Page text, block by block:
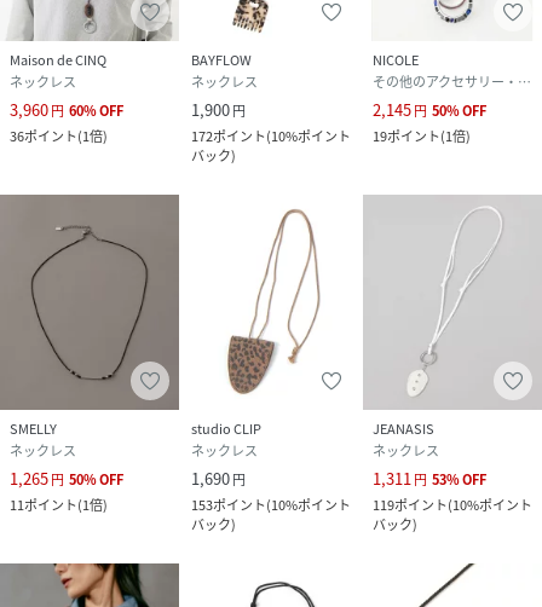
Maison de CINQ
ネックレス
3,960円 60%OFF
36ポイント(1倍)
BAYFLOW
ネックレス
1,900円
172ポイント(10%ポイント
バック)
NICOLE
その他のアクセサリー・腕時計
2,145円 50%OFF
19ポイント(1倍)
SMELLY
ネックレス
1,265円 50%OFF
11ポイント(1倍)
studio CLIP
ネックレス
1,690円
153ポイント(10%ポイント
バック)
JEANASIS
ネックレス
1,311円 53%OFF
119ポイント(10%ポイント
バック)